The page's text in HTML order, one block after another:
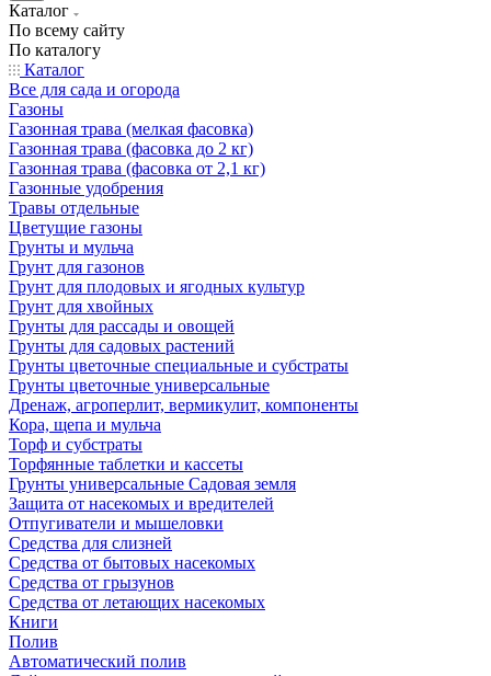
Каталог
По всему сайту
По каталогу
Каталог
Все для сада и огорода
Газоны
Газонная трава (мелкая фасовка)
Газонная трава (фасовка до 2 кг)
Газонная трава (фасовка от 2,1 кг)
Газонные удобрения
Травы отдельные
Цветущие газоны
Грунты и мульча
Грунт для газонов
Грунт для плодовых и ягодных культур
Грунт для хвойных
Грунты для рассады и овощей
Грунты для садовых растений
Грунты цветочные специальные и субстраты
Грунты цветочные универсальные
Дренаж, агроперлит, вермикулит, компоненты
Кора, щепа и мульча
Торф и субстраты
Торфянные таблетки и кассеты
Грунты универсальные Садовая земля
Защита от насекомых и вредителей
Отпугиватели и мышеловки
Средства для слизней
Средства от бытовых насекомых
Средства от грызунов
Средства от летающих насекомых
Книги
Полив
Автоматический полив